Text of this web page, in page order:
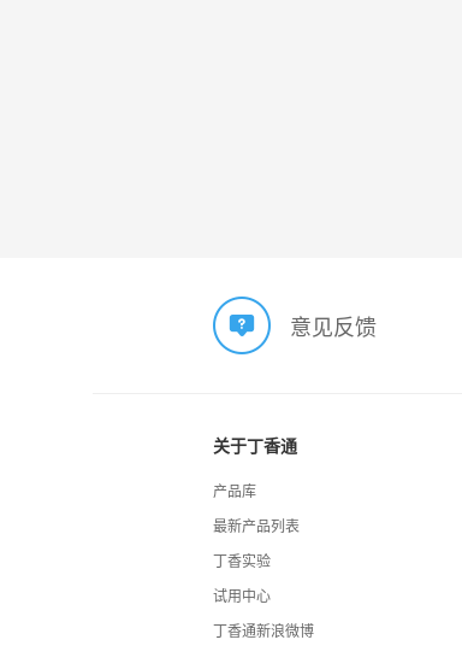
意见反馈
关于丁香通
产品库
最新产品列表
丁香实验
试用中心
丁香通新浪微博